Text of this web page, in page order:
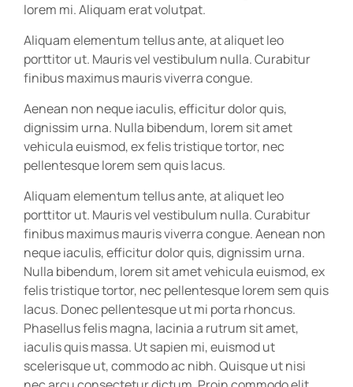
lorem mi. Aliquam erat volutpat.
Aliquam elementum tellus ante, at aliquet leo
porttitor ut. Mauris vel vestibulum nulla. Curabitur
finibus maximus mauris viverra congue.
Aenean non neque iaculis, efficitur dolor quis,
dignissim urna. Nulla bibendum, lorem sit amet
vehicula euismod, ex felis tristique tortor, nec
pellentesque lorem sem quis lacus.
Aliquam elementum tellus ante, at aliquet leo
porttitor ut. Mauris vel vestibulum nulla. Curabitur
finibus maximus mauris viverra congue. Aenean non
neque iaculis, efficitur dolor quis, dignissim urna.
Nulla bibendum, lorem sit amet vehicula euismod, ex
felis tristique tortor, nec pellentesque lorem sem quis
lacus. Donec pellentesque ut mi porta rhoncus.
Phasellus felis magna, lacinia a rutrum sit amet,
iaculis quis massa. Ut sapien mi, euismod ut
scelerisque ut, commodo ac nibh. Quisque ut nisi